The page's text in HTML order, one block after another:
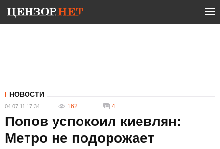
НОВОСТИ
04.07.11 17:34 162 4
Попов успокоил киевлян:
Метро не подорожает